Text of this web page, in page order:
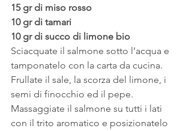
15 gr di miso rosso
10 gr di tamari
10 gr di succo di limone bio
Sciacquate il salmone sotto l’acqua e
tamponatelo con la carta da cucina.
Frullate il sale, la scorza del limone, i
semi di finocchio ed il pepe.
Massaggiate il salmone su tutti i lati
con il trito aromatico e posizionatelo